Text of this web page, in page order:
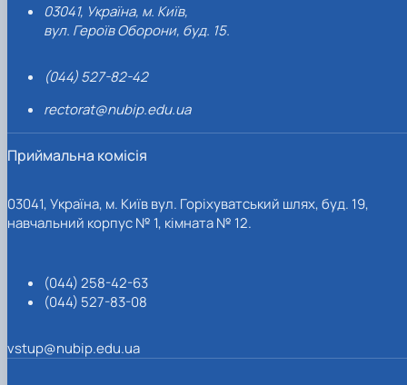
03041, Україна, м. Київ,
вул. Героїв Оборони, буд. 15.
(044) 527-82-42
rectorat@nubip.edu.ua
Приймальна комісія
03041, Україна, м. Київ вул. Горіхуватський шлях, буд. 19,
навчальний корпус № 1, кімната № 12.
(044) 258-42-63
(044) 527-83-08
vstup@nubip.edu.ua